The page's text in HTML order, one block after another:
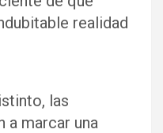
realidad
las
a marcar una